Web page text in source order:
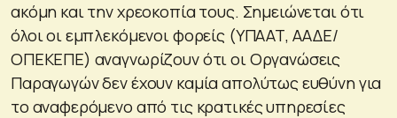
ακόμη και την χρεοκοπία τους. Σημειώνεται ότι
όλοι οι εμπλεκόμενοι φορείς (ΥΠΑΑΤ, ΑΑΔΕ/
ΟΠΕΚΕΠΕ) αναγνωρίζουν ότι οι Οργανώσεις
Παραγωγών δεν έχουν καμία απολύτως ευθύνη για
το αναφερόμενο από τις κρατικές υπηρεσίες